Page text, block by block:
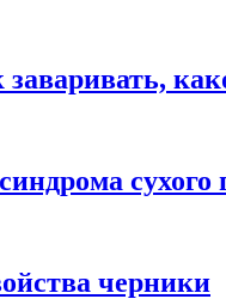
сухого
черники